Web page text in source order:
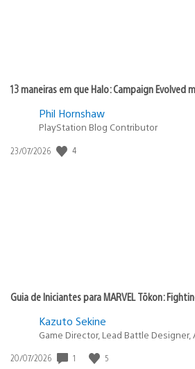
13 maneiras em que Halo: Campaign Evolved
Phil Hornshaw
PlayStation Blog Contributor
Data
23/07/2026 4
Guia de Iniciantes para MARVEL Tōkon:
Kazuto Sekine
Game Director, Lead Battle Designer,
Data
20/07/2026 1 5